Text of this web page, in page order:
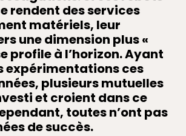
rendent des services
matériels, leur
une dimension plus «
profile à l’horizon. Ayant
expérimentations ces
plusieurs mutuelles
et croient dans ce
toutes n’ont pas
de succès.